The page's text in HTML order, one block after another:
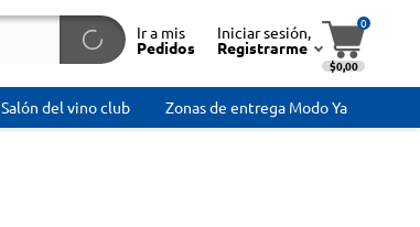
Ir a mis
Pedidos
Iniciar sesión,
Registrarme
0
$0,00
Salón del vino club Zonas de entrega Modo Ya